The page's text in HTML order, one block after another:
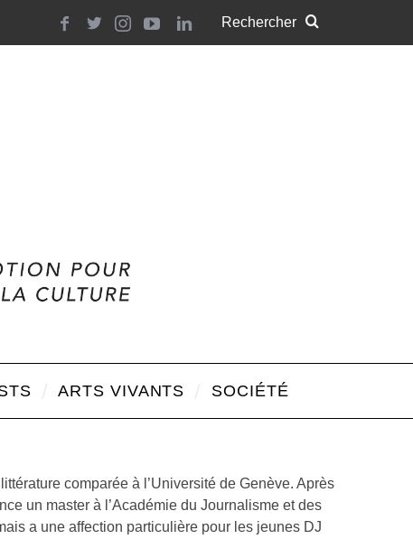
ARTS VIVANTS SOCIÉTÉ
comparée à l’Université de Genève. Après
un master à l’Académie du Journalisme et des
a une affection particulière pour les jeunes DJ